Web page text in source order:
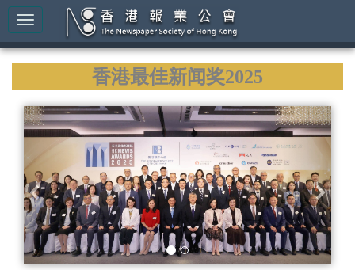
香港最佳新闻奖2025
P
r
v
i
o
u
N
e
t